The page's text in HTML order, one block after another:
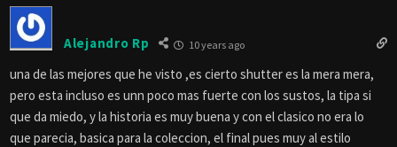
Alejandro Rp 10 years ago
una de las mejores que he visto ,es cierto shutter es la mera mera,
pero esta incluso es unn poco mas fuerte con los sustos, la tipa si
que da miedo, y la historia es muy buena y con el clasico no era lo
que parecia, basica para la coleccion, el final pues muy al estilo